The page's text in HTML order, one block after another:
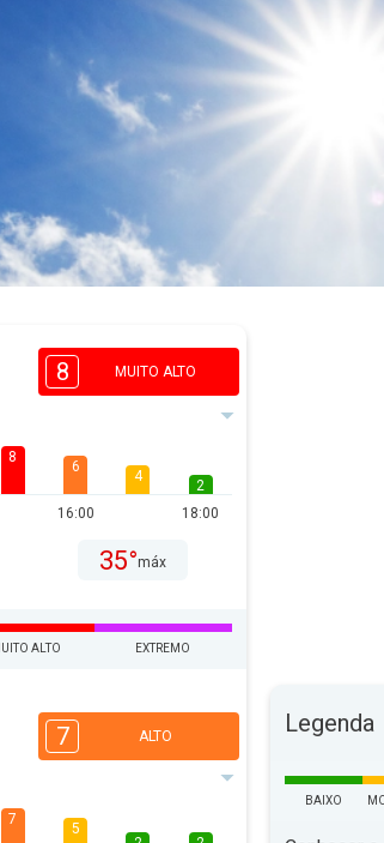
8 MUITO ALTO
8
6
16:00
4
2
18:00
35°máx
ALTO EXTREMO
7 ALTO
7
5
Legenda
BAIXO